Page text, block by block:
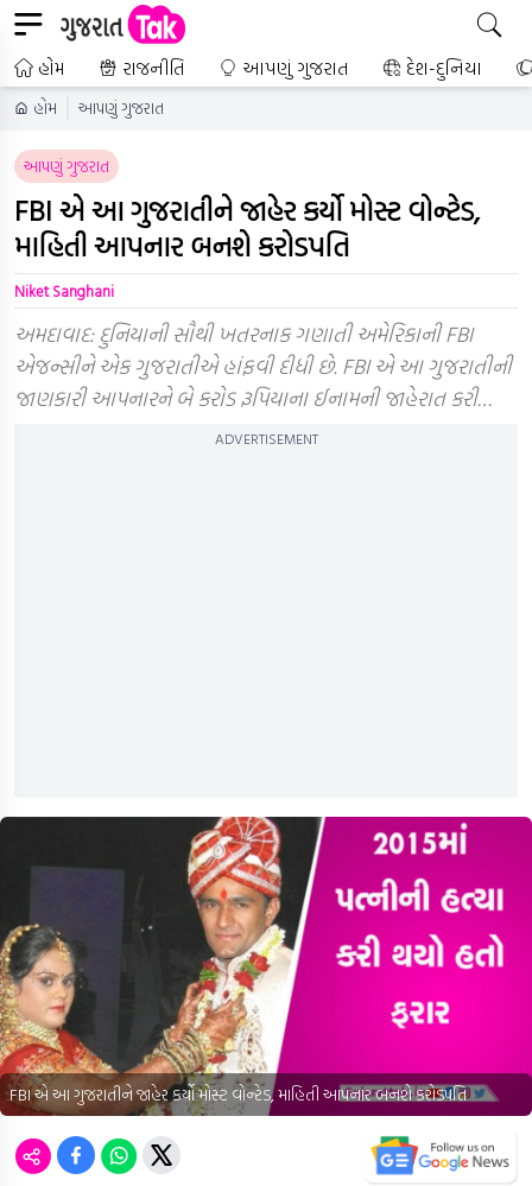
હોમ રાજનીતિ આપણું ગુજરાત દેશ-દુનિયા
હોમ આપણું ગુજરાત
આપણું ગુજરાત
FBI એ આ ગુજરાતીને જાહેર કર્યો મોસ્ટ વોન્ટેડ,
માહિતી આપનાર બનશે કરોડપતિ
Niket Sanghani
અમદાવાદ: દુનિયાની સૌથી ખતરનાક ગણાતી અમેરિકાની FBI
એજન્સીને એક ગુજરાતીએ હાંફવી દીધી છે. FBI એ આ ગુજરાતીની
જાણકારી આપનારને બે કરોડ રૂપિયાના ઈનામની જાહેરાત કરી…
ADVERTISEMENT
FBI એ આ ગુજરાતીને જાહેર કર્યો મોસ્ટ વોન્ટેડ, માહિતી આપનાર બનશે કરોડપતિ